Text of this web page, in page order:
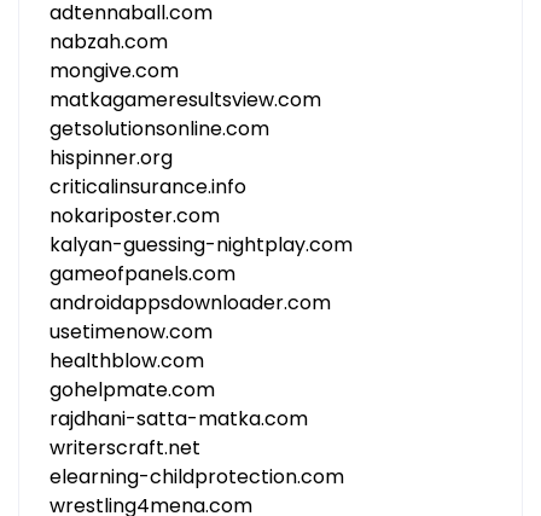
adtennaball.com
nabzah.com
mongive.com
matkagameresultsview.com
getsolutionsonline.com
hispinner.org
criticalinsurance.info
nokariposter.com
kalyan-guessing-nightplay.com
gameofpanels.com
androidappsdownloader.com
usetimenow.com
healthblow.com
gohelpmate.com
rajdhani-satta-matka.com
writerscraft.net
elearning-childprotection.com
wrestling4mena.com